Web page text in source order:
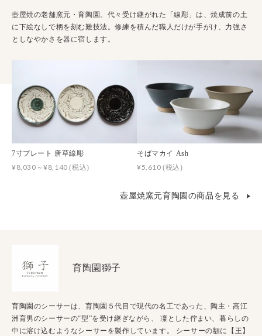
壺屋焼の老舗窯元・育陶園。代々受け継がれた「線彫」は、焼成前の土
に下絵なしで柄を刻む難技法。修練を積んだ職人だけが手がけ、力強さ
としなやかさを器に宿します。
7寸プレート 唐草線彫
¥8,030～¥8,140(税込)
そばマカイ Ash
¥5,610(税込)
壺屋焼窯元育陶園の商品を見る
育陶園獅子
育陶園のシーサーは、育陶園５代目で現代の名工であった、陶主・高江
洲育男のシーサーの“型”を受け継ぎながら、 凜とした佇まい、暮らしの
中に溶け込むようなシーサーを製作しています。 シーサーの額に【王】